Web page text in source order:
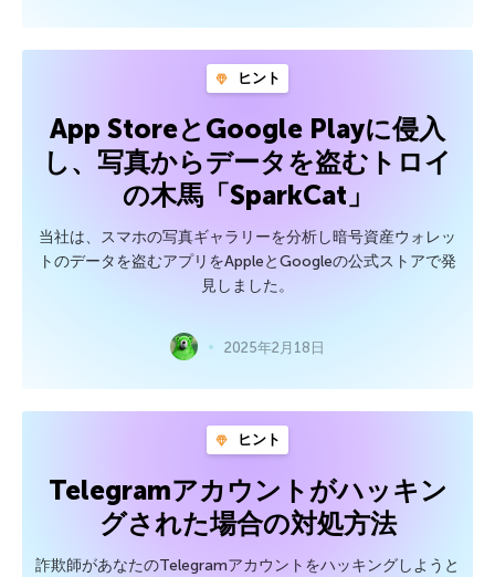
ヒント
App StoreとGoogle Playに侵入
し、写真からデータを盗むトロイ
の木馬「SparkCat」
当社は、スマホの写真ギャラリーを分析し暗号資産ウォレッ
トのデータを盗むアプリをAppleとGoogleの公式ストアで発
見しました。
2025年2月18日
ヒント
Telegramアカウントがハッキン
グされた場合の対処方法
詐欺師があなたのTelegramアカウントをハッキングしようと